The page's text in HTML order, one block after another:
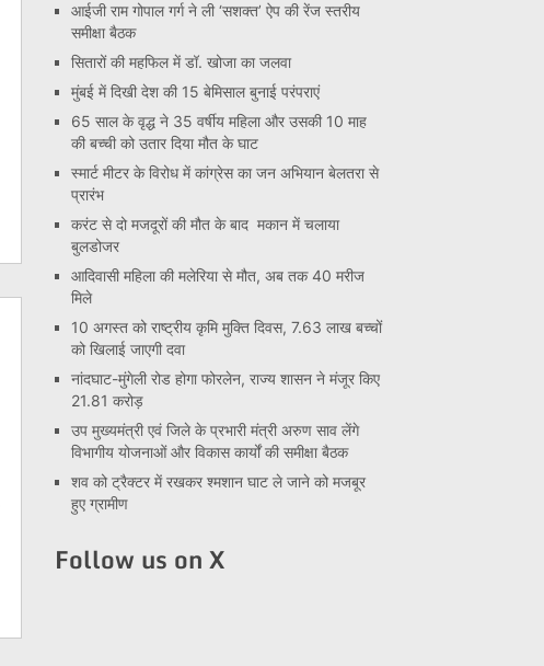
आईजी राम गोपाल गर्ग ने ली ‘सशक्त’ ऐप की रेंज स्तरीय
समीक्षा बैठक
सितारों की महफिल में डॉ. खोजा का जलवा
मुंबई में दिखी देश की 15 बेमिसाल बुनाई परंपराएं
65 साल के वृद्ध ने 35 वर्षीय महिला और उसकी 10 माह
की बच्ची को उतार दिया मौत के घाट
स्मार्ट मीटर के विरोध में कांग्रेस का जन अभियान बेलतरा से
प्रारंभ
करंट से दो मजदूरों की मौत के बाद मकान में चलाया
बुलडोजर
आदिवासी महिला की मलेरिया से मौत, अब तक 40 मरीज
मिले
10 अगस्त को राष्ट्रीय कृमि मुक्ति दिवस, 7.63 लाख बच्चों
को खिलाई जाएगी दवा
नांदघाट-मुंगेली रोड होगा फोरलेन, राज्य शासन ने मंजूर किए
21.81 करोड़
उप मुख्यमंत्री एवं जिले के प्रभारी मंत्री अरुण साव लेंगे
विभागीय योजनाओं और विकास कार्यों की समीक्षा बैठक
शव को ट्रैक्टर में रखकर श्मशान घाट ले जाने को मजबूर
हुए ग्रामीण
Follow us on X